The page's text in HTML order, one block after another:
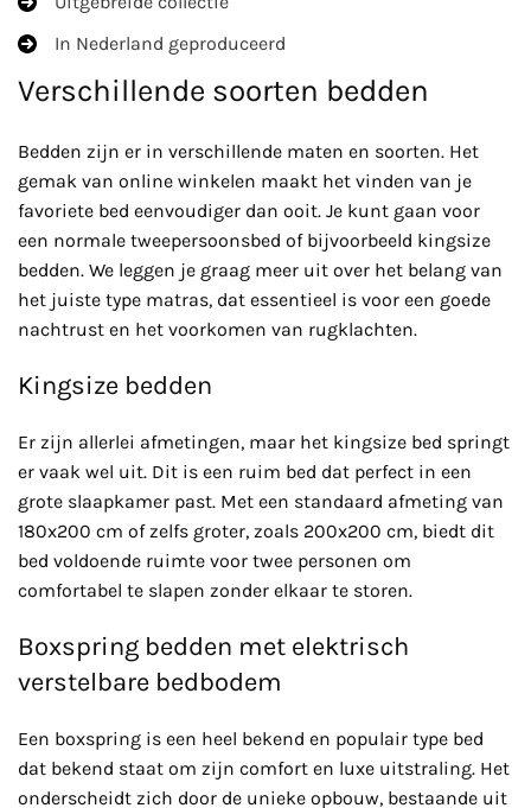
In Nederland geproduceerd
Verschillende soorten bedden
Bedden zijn er in verschillende maten en soorten. Het
gemak van online winkelen maakt het vinden van je
favoriete bed eenvoudiger dan ooit. Je kunt gaan voor
een normale tweepersoonsbed of bijvoorbeeld kingsize
bedden. We leggen je graag meer uit over het belang van
het juiste type matras, dat essentieel is voor een goede
nachtrust en het voorkomen van rugklachten.
Kingsize bedden
Er zijn allerlei afmetingen, maar het kingsize bed springt
er vaak wel uit. Dit is een ruim bed dat perfect in een
grote slaapkamer past. Met een standaard afmeting van
180x200 cm of zelfs groter, zoals 200x200 cm, biedt dit
bed voldoende ruimte voor twee personen om
comfortabel te slapen zonder elkaar te storen.
Boxspring bedden met elektrisch
verstelbare bedbodem
Een boxspring is een heel bekend en populair type bed
dat bekend staat om zijn comfort en luxe uitstraling. Het
onderscheidt zich door de unieke opbouw, bestaande uit